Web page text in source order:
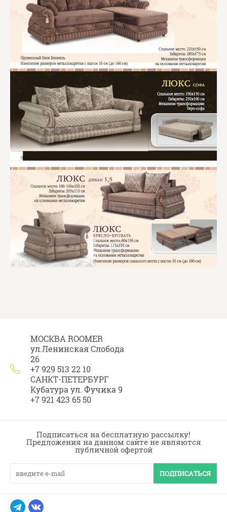
МОСКВА ROOMER
ул.Ленинская Слобода
26
+7 929 513 22 10
САНКТ-ПЕТЕРБУРГ
Кубатура ул. Фучика 9
+7 921 423 65 50
Подписаться на бесплатную рассылку!
Предложения на данном сайте не являются
публичной офертой
ПОДПИСАТЬСЯ